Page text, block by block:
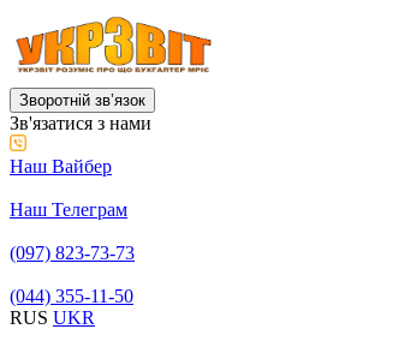
Зворотній звʼязок
Зв'язатися з нами
Наш Вайбер
Наш Телеграм
(097) 823-73-73
(044) 355-11-50
RUS UKR